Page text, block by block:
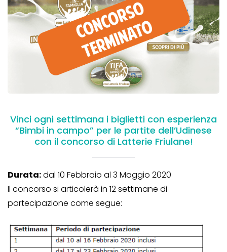
Vinci ogni settimana i biglietti con esperienza
“Bimbi in campo” per le partite dell’Udinese
con il concorso di Latterie Friulane!
Durata:dal 10 Febbraio al 3 Maggio 2020
Il concorso si articolerà in 12 settimane di
partecipazione come segue: